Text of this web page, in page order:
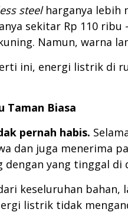
steelharganya lebih
sekitar Rp 110 ribu
Namun, warna
ini, energi listrik di
Taman Biasa
pernah habis.
dan juga menerima
yang tinggal di
keseluruhan bahan,
listrik tidak